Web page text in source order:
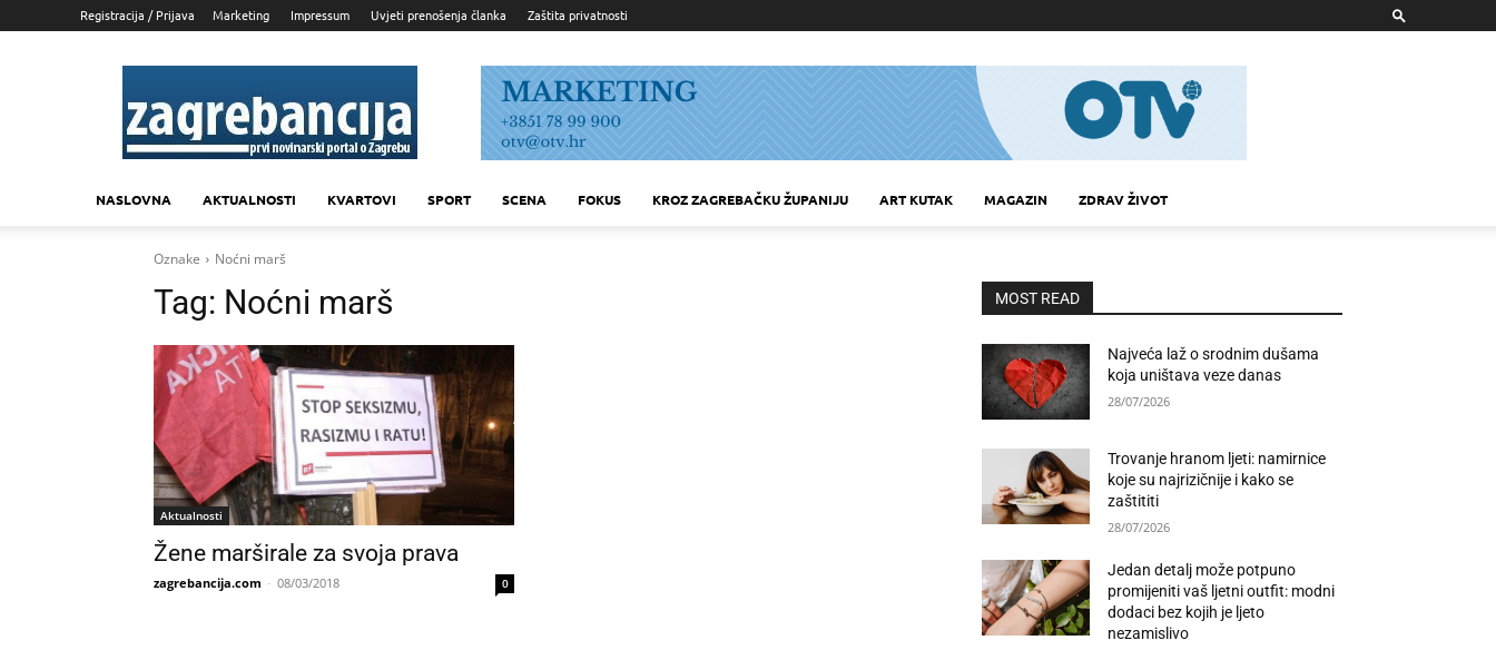
Registracija / Prijava Marketing Impressum Uvjeti prenošenja članka Zaštita privatnosti
Zagrebancija
NASLOVNA AKTUALNOSTI KVARTOVI SPORT SCENA FOKUS KROZ ZAGREBAČKU ŽUPANIJU ART KUTAK MAGAZIN ZDRAV ŽIVOT
Oznake Noćni marš
Tag: Noćni marš
Aktualnosti
Žene marširale za svoja prava
zagrebancija.com - 08/03/2018 0
MOST READ
Najveća laž o srodnim dušama
koja uništava veze danas
28/07/2026
Trovanje hranom ljeti: namirnice
koje su najrizičnije i kako se
zaštititi
28/07/2026
Jedan detalj može potpuno
promijeniti vaš ljetni outfit: modni
dodaci bez kojih je ljeto
nezamislivo